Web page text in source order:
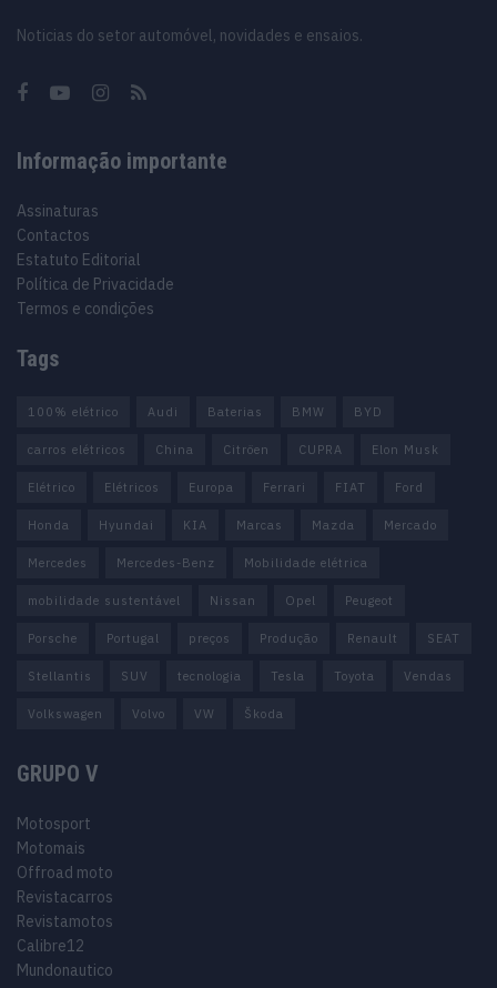
Noticias do setor automóvel, novidades e ensaios.
Informação importante
Assinaturas
Contactos
Estatuto Editorial
Política de Privacidade
Termos e condições
Tags
100% elétrico Audi Baterias BMW BYD
carros elétricos China Citröen CUPRA Elon Musk
Elétrico Elétricos Europa Ferrari FIAT Ford
Honda Hyundai KIA Marcas Mazda Mercado
Mercedes Mercedes-Benz Mobilidade elétrica
mobilidade sustentável Nissan Opel Peugeot
Porsche Portugal preços Produção Renault SEAT
Stellantis SUV tecnologia Tesla Toyota Vendas
Volkswagen Volvo VW Škoda
GRUPO V
Motosport
Motomais
Offroad moto
Revistacarros
Revistamotos
Calibre12
Mundonautico